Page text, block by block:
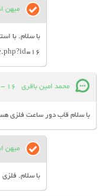
میهن
با سلام. با
محمد امین باقری 16 - 08 - 1396
با سلام قاب دور ساعت فلزی
میهن
با سلام. فلزی